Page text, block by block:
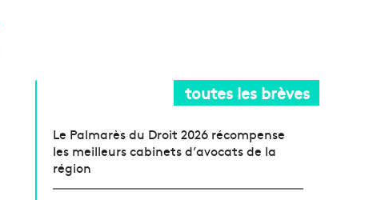
toutes les brèves
Le Palmarès du Droit 2026 récompense
les meilleurs cabinets d’avocats de la
région